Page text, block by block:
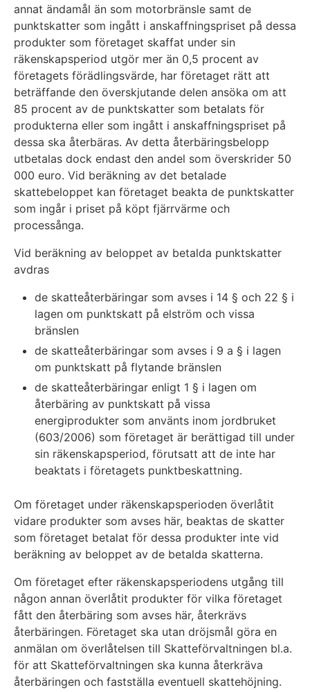
annat ändamål än som motorbränsle samt de
punktskatter som ingått i anskaffningspriset på dessa
produkter som företaget skaffat under sin
räkenskapsperiod utgör mer än 0,5 procent av
företagets förädlingsvärde, har företaget rätt att
beträffande den överskjutande delen ansöka om att
85 procent av de punktskatter som betalats för
produkterna eller som ingått i anskaffningspriset på
dessa ska återbäras. Av detta återbäringsbelopp
utbetalas dock endast den andel som överskrider 50
000 euro. Vid beräkning av det betalade
skattebeloppet kan företaget beakta de punktskatter
som ingår i priset på köpt fjärrvärme och
processånga.
Vid beräkning av beloppet av betalda punktskatter
avdras
de skatteåterbäringar som avses i 14 § och 22 § i
lagen om punktskatt på elström och vissa
bränslen
de skatteåterbäringar som avses i 9 a § i lagen
om punktskatt på flytande bränslen
de skatteåterbäringar enligt 1 § i lagen om
återbäring av punktskatt på vissa
energiprodukter som använts inom jordbruket
(603/2006) som företaget är berättigad till under
sin räkenskapsperiod, förutsatt att de inte har
beaktats i företagets punktbeskattning.
Om företaget under räkenskapsperioden överlåtit
vidare produkter som avses här, beaktas de skatter
som företaget betalat för dessa produkter inte vid
beräkning av beloppet av de betalda skatterna.
Om företaget efter räkenskapsperiodens utgång till
någon annan överlåtit produkter för vilka företaget
fått den återbäring som avses här, återkrävs
återbäringen. Företaget ska utan dröjsmål göra en
anmälan om överlåtelsen till Skatteförvaltningen bl.a.
för att Skatteförvaltningen ska kunna återkräva
återbäringen och fastställa eventuell skattehöjning.